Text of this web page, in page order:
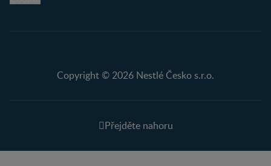
Copyright © 2026 Nestlé Česko s.r.o.
Přejděte nahoru